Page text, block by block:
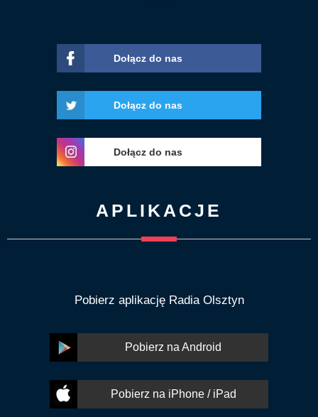
Dołącz do nas
Dołącz do nas
Dołącz do nas
APLIKACJE
Pobierz aplikację Radia Olsztyn
Pobierz na Android
Pobierz na iPhone / iPad